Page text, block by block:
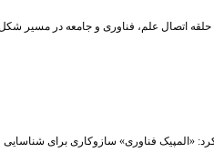
اتصال علم، فناوری و جامعه در مسیر
«المپیک فناوری» سازوکاری برای